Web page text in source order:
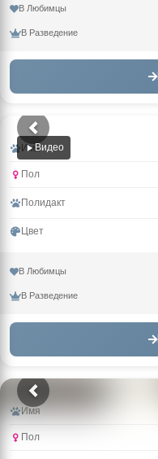
В Любимцы
В Разведение
Видео
Имя
Пол
Полидакт
Цвет
В Любимцы
В Разведение
Имя
Пол